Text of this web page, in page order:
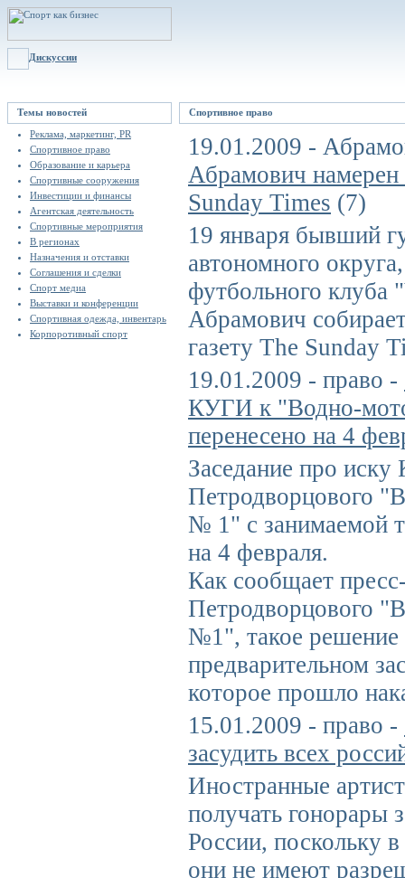
Дискуссии
Темы новостей
Реклама, маркетинг, PR
Спортивное право
Образование и карьера
Спортивные сооружения
Инвестиции и финансы
Агентская деятельность
Спортивные мероприятия
В регионах
Назначения и отставки
Соглашения и сделки
Спорт медиа
Выставки и конференции
Спортивная одежда, инвентарь
Корпоротивный спорт
Спортивное право
19.01.2009 -
Абрамович намерен
Sunday Times (7)
19 января бывший
автономного
футбольного клуба
Абрамович
газету The Sunday
19.01.2009 - право -
КУГИ к "Водно-
перенесено на 4
Заседание про
Петродворцового
№ 1" с занимаемой
на 4 февраля.
Как сообщает
Петродворцового
№1", такое решение
предварительном
которое прошло
15.01.2009 - право -
засудить всех
Иностранные
получать гонорары
России, поскольку
они не имеют